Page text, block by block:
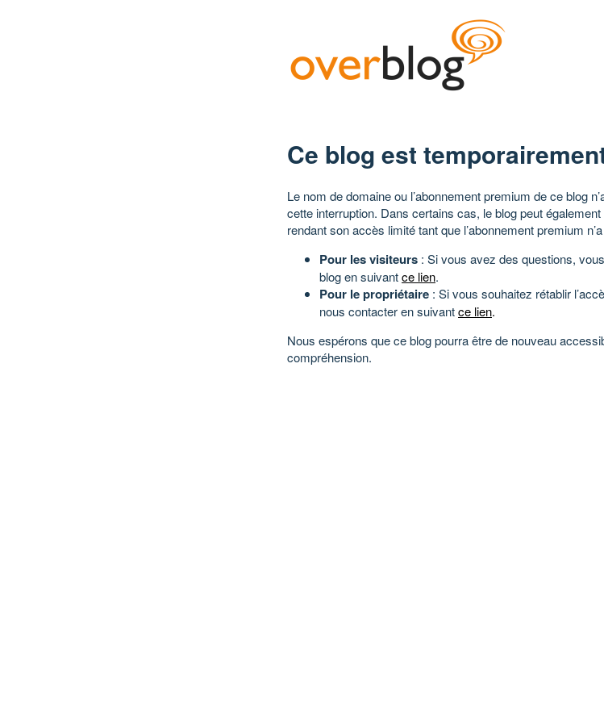
Ce blog est
Le nom de domaine ou l’abonnement premium de ce blog
cette interruption. Dans certains cas, le blog peut
rendant son accès limité tant que l’abonnement premium
Pour les visiteurs : Si vous avez des questions,
blog en suivantce lien.
Pour le propriétaire : Si vous souhaitez rétablir
nous contacter en suivantce lien.
Nous espérons que ce blog pourra être de nouveau
compréhension.